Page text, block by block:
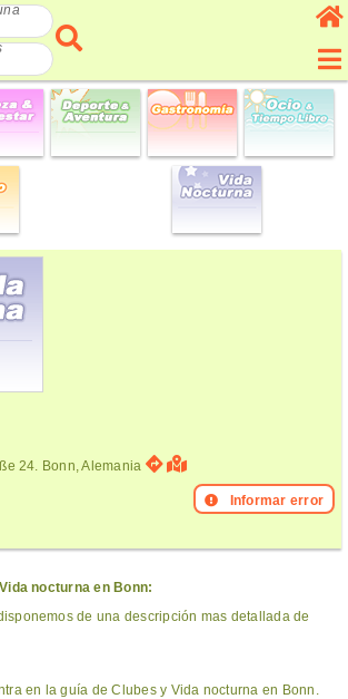
24. Bonn, Alemania
Informar error
nocturna en Bonn:
de una descripción mas detallada de
en la guía de Clubes y Vida nocturna en Bonn.